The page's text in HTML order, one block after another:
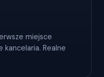
miejsce
Realne